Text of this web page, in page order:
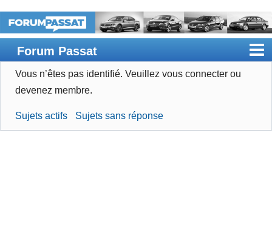
Forum Passat
Accueil
Devenir membre
Vous n’êtes pas identifié. Veuillez vous connecter ou
devenez membre.
Sujets actifs Sujets sans réponse